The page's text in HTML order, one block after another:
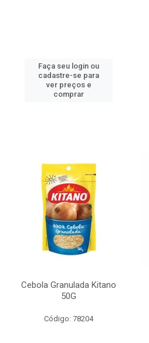
Faça seu login ou
cadastre-se para
ver preços e
comprar
Cebola Granulada Kitano
50G
Código: 78204